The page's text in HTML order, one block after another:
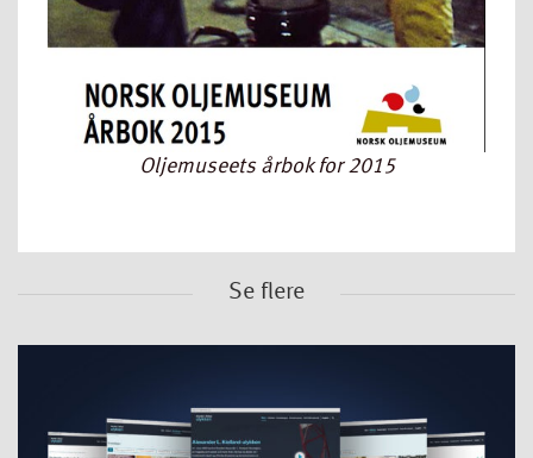
Oljemuseets årbok for 2015
Se flere